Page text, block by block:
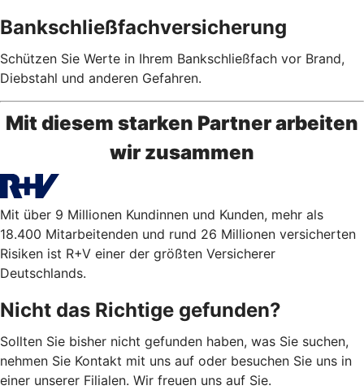
Bankschließfachversicherung
Schützen Sie Werte in Ihrem Bankschließfach vor Brand,
Diebstahl und anderen Gefahren.
Mit diesem starken Partner arbeiten
wir zusammen
Mit über 9 Millionen Kundinnen und Kunden, mehr als
18.400 Mitarbeitenden und rund 26 Millionen versicherten
Risiken ist R+V einer der größten Versicherer
Deutschlands.
Nicht das Richtige gefunden?
Sollten Sie bisher nicht gefunden haben, was Sie suchen,
nehmen Sie Kontakt mit uns auf oder besuchen Sie uns in
einer unserer Filialen. Wir freuen uns auf Sie.